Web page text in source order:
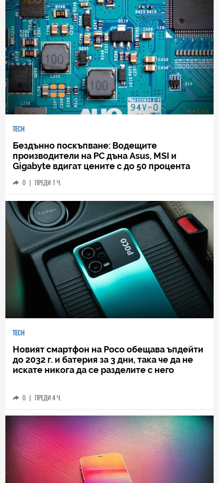
TECH
Бездънно поскъпване: Водещите
производители на РС дъна Asus, MSI и
Gigabyte вдигат цените с до 50 процента
0 | ПРЕДИ 1 Ч.
TECH
Новият смартфон на Poco обещава ъпдейти
до 2032 г. и батерия за 3 дни, така че да не
искате никога да се разделите с него
0 | ПРЕДИ 4 Ч.